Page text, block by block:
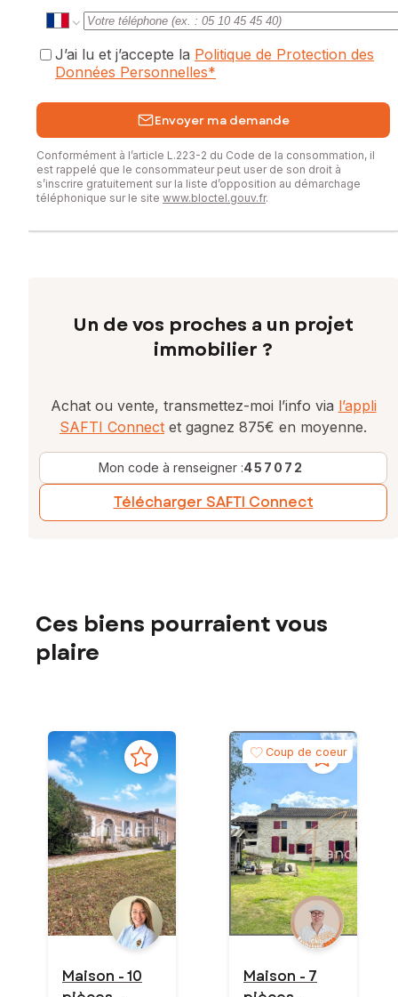
J’ai lu et j’accepte la Politique de Protection des
Données Personnelles*
Envoyer ma demande
Conformément à l’article L.223-2 du Code de la consommation, il
est rappelé que le consommateur peut user de son droit à
s’inscrire gratuitement sur la liste d’opposition au démarchage
téléphonique sur le site www.bloctel.gouv.fr.
Un de vos proches a un projet
immobilier ?
Achat ou vente, transmettez-moi l’info via l’appli
SAFTI Connect et gagnez 875€ en moyenne.
Mon code à renseigner :457072
Télécharger SAFTI Connect
Ces biens pourraient vous
plaire
Maison - 10
Coup de coeur
Maison - 7